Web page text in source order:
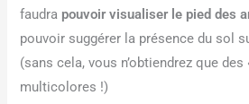
faudra pouvoir visualiser le pied des
pouvoir suggérer la présence du sol
(sans cela, vous n’obtiendrez que
multicolores !)